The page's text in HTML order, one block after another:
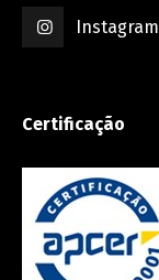
Instagram
Certificação